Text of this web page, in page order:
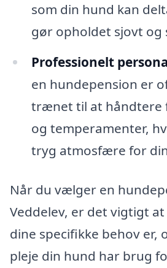
som din hund kan
gør opholdet sjovt og
Professionelt
en hundepension er
trænet til at håndtere
og temperamenter,
tryg atmosfære for
Når du vælger en
Veddelev, er det vigtigt
dine specifikke behov er,
pleje din hund har brug